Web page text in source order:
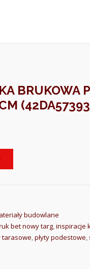
BRUKOWA
budowlane
bet nowy targ,inspiracje
tarasowe,płyty podestowe,